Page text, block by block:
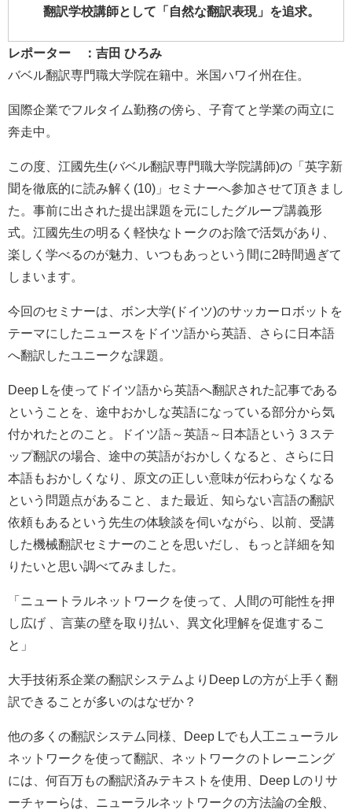
翻訳学校講師として「自然な翻訳表現」を追求。
レポーター ： 吉田 ひろみ
バベル翻訳専門職大学院在籍中。米国ハワイ州在住。
国際企業でフルタイム勤務の傍ら、子育てと学業の両立に
奔走中。
この度、江國先生(バベル翻訳専門職大学院講師)の「英字新
聞を徹底的に読み解く(10)」セミナーへ参加させて頂きまし
た。事前に出された提出課題を元にしたグループ講義形
式。江國先生の明るく軽快なトークのお陰で活気があり、
楽しく学べるのが魅力、いつもあっという間に2時間過ぎて
しまいます。
今回のセミナーは、ボン大学(ドイツ)のサッカーロボットを
テーマにしたニュースをドイツ語から英語、さらに日本語
へ翻訳したユニークな課題。
Deep Lを使ってドイツ語から英語へ翻訳された記事である
ということを、途中おかしな英語になっている部分から気
付かれたとのこと。ドイツ語～英語～日本語という３ステ
ップ翻訳の場合、途中の英語がおかしくなると、さらに日
本語もおかしくなり、原文の正しい意味が伝わらなくなる
という問題点があること、また最近、知らない言語の翻訳
依頼もあるという先生の体験談を伺いながら、以前、受講
した機械翻訳セミナーのことを思いだし、もっと詳細を知
りたいと思い調べてみました。
「ニュートラルネットワークを使って、人間の可能性を押
し広げ 、言葉の壁を取り払い、異文化理解を促進するこ
と」
大手技術系企業の翻訳システムよりDeep Lの方が上手く翻
訳できることが多いのはなぜか？
他の多くの翻訳システム同様、Deep Lでも人工ニューラル
ネットワークを使って翻訳、ネットワークのトレーニング
には、何百万もの翻訳済みテキストを使用、Deep Lのリサ
ーチャーらは、ニューラルネットワークの方法論の全般、